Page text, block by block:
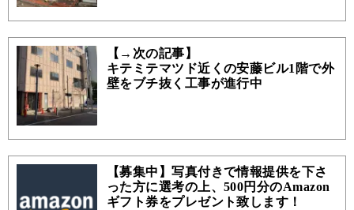
【→次の記事】
キテミテマツド近くの安藤ビル1階で外
壁をブチ抜く工事が進行中
【募集中】写真付きで情報提供を下さ
った方に選考の上、500円分のAmazon
ギフト券をプレゼント致します！